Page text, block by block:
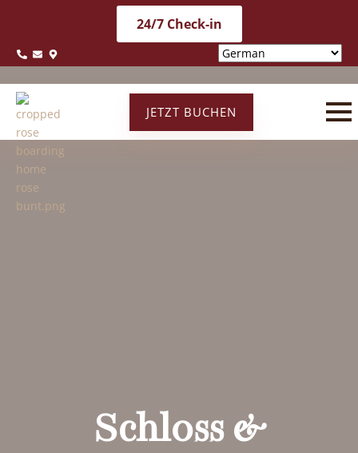
24/7 Check-in
JETZT BUCHEN
Schloss &